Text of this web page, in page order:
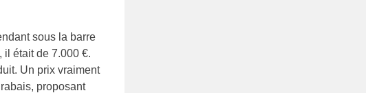
sous la barre
il était de 7.000 €.
Un prix vraiment
proposant